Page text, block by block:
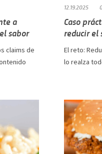
a
sabor
claims de
12.19.2025
Caso
reducir el
El reto:
lo realza